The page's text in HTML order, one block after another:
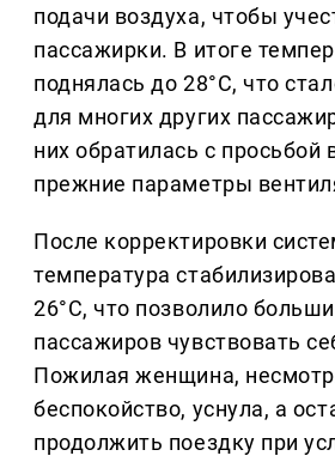
подачи воздуха, чтобы
пассажирки. В итоге
поднялась до 28°C, что
для многих других
них обратилась с просьбой
прежние параметры
После корректировки
температура
26°C, что позволило
пассажиров чувствовать
Пожилая женщина,
беспокойство, уснула, а
продолжить поездку при